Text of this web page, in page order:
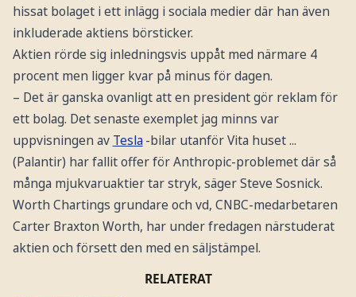
hissat bolaget i ett inlägg i sociala medier där han även
inkluderade aktiens börsticker.
Aktien rörde sig inledningsvis uppåt med närmare 4
procent men ligger kvar på minus för dagen.
– Det är ganska ovanligt att en president gör reklam för
ett bolag. Det senaste exemplet jag minns var
uppvisningen av Tesla -bilar utanför Vita huset ...
(Palantir) har fallit offer för Anthropic-problemet där så
många mjukvaruaktier tar stryk, säger Steve Sosnick.
Worth Chartings grundare och vd, CNBC-medarbetaren
Carter Braxton Worth, har under fredagen närstuderat
aktien och försett den med en säljstämpel.
RELATERAT